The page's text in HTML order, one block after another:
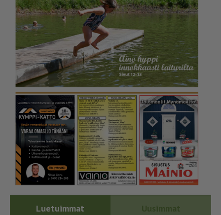
Luetuimmat Uusimmat